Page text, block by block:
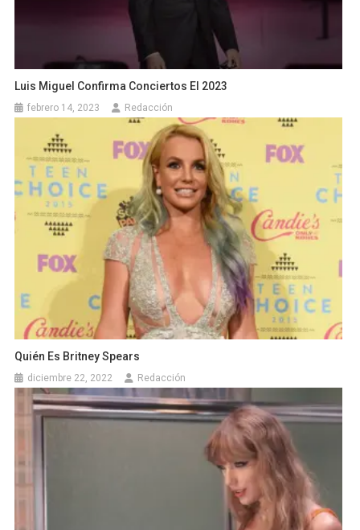
Luis Miguel Confirma Conciertos El 2023
febrero 14, 2023 Redacción
Quién Es Britney Spears
diciembre 22, 2022 Redacción